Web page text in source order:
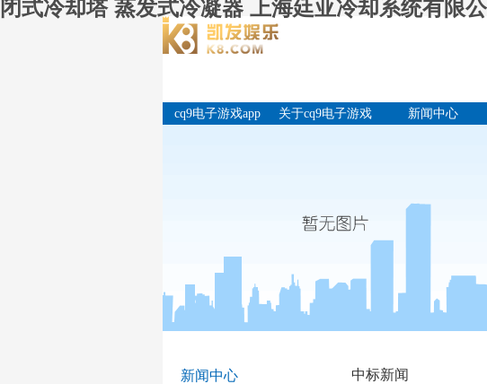
闭式冷却塔 蒸发式冷凝器 上海廷亚冷却系统有限
cq9电子游戏app
关于cq9电子游戏
新闻中心
新闻中心 中标新闻